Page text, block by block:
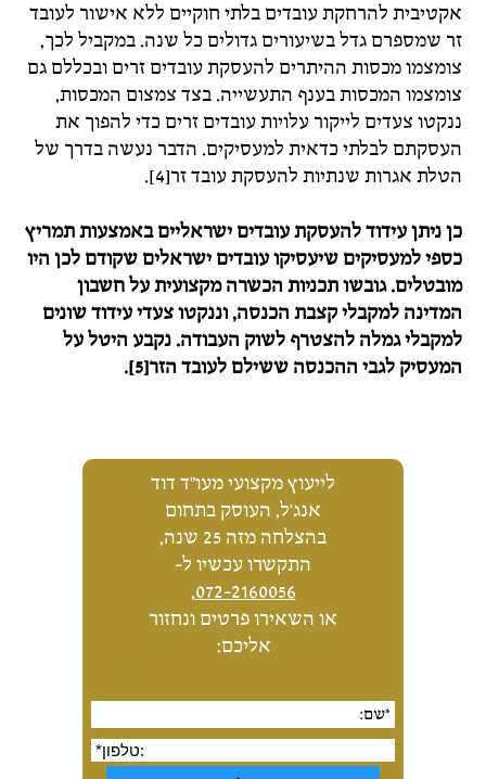
אקטיבית להרחקת עובדים בלתי חוקיים ללא אישור לעובד
זר שמספרם גדל בשיעורים גדולים כל שנה. במקביל לכך,
צומצמו מכסות ההיתרים להעסקת עובדים זרים ובכללם גם
צומצמו המכסות בענף התעשייה. בצד צמצום המכסות,
ננקטו צעדים לייקור עלויות עובדים זרים כדי להפוך את
העסקתם לבלתי כדאית למעסיקים. הדבר נעשה בדרך של
הטלת אגרות שנתיות להעסקת עובד זר[4].
כן ניתן עידוד להעסקת עובדים ישראליים באמצעות תמריץ
כספי למעסיקים שיעסיקו עובדים ישראלים שקודם לכן היו
מובטלים. גובשו תכניות הכשרה מקצועית על חשבון
המדינה למקבלי קצבת הכנסה, וננקטו צעדי עידוד שונים
למקבלי גמלה להצטרף לשוק העבודה. נקבע היטל על
המעסיק לגבי ההכנסה ששילם לעובד הזר[5].
לייעוץ מקצועי מעו"ד דוד
אנג'ל, העוסק בתחום
בהצלחה מזה 25 שנה,
התקשרו עכשיו ל-
072-2160056
,
או השאירו פרטים ונחזור
אליכם: